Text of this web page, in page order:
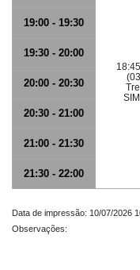
19:00 - 19:30
19:30 - 20:00
20:00 - 20:30
20:30 - 21:00
21:00 - 21:30
21:30 - 22:00
Data de impressão: 10/07/2026
Observações: